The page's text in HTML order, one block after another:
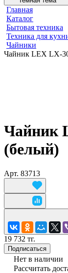
Главная
Каталог
Бытовая техника
Техника для
Чайники
Чайник LEX LX-
Чайник
(белый)
Арт. 83713
19 732 тг.
Подписаться
Нет в наличии
Рассчитать